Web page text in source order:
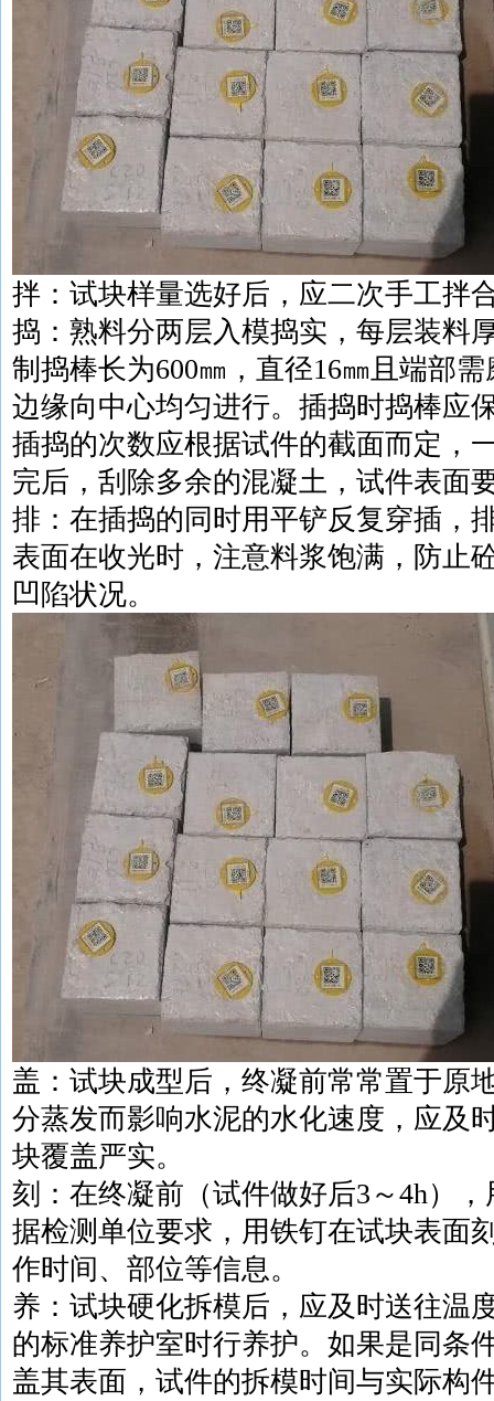
拌：试块样量选好后，应二次手工拌
捣：熟料分两层入模捣实，每层装料
制捣棒长为600㎜，直径16㎜且端部
边缘向中心均匀进行。插捣时捣棒应
插捣的次数应根据试件的截面而定，
完后，刮除多余的混凝土，试件表面
排：在插捣的同时用平铲反复穿插，
表面在收光时，注意料浆饱满，防止
凹陷状况。
盖：试块成型后，终凝前常常置于原
分蒸发而影响水泥的水化速度，应及
块覆盖严实。
刻：在终凝前（试件做好后3～4h）
据检测单位要求，用铁钉在试块表面
作时间、部位等信息。
养：试块硬化拆模后，应及时送往温
的标准养护室时行养护。如果是同条
盖其表面，试件的拆模时间与实际构